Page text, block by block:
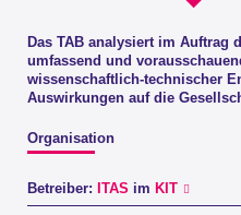
Das TAB analysiert im Auftrag
umfassend und
wissenschaftlich-technischer
Auswirkungen auf die
Organisation
Betreiber: ITAS im KIT